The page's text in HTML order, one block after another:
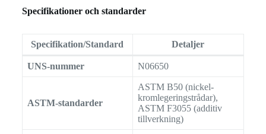
Specifikationer och standarder
Specifikation/Standard Detaljer
UNS-nummer N06650
ASTM-standarder
ASTM B50 (nickel-
kromlegeringstrådar),
ASTM F3055 (additiv
tillverkning)